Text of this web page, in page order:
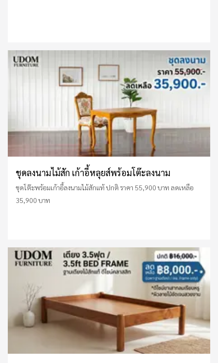
ชุดลงนามไม้สัก เก้าอี้หลุยส์พร้อมโต๊ะลงนาม
ชุดโต๊ะพร้อมเก้าอี้ลงนามไม้สักแท้ ปกติ ราคา 55,900 บาท ลดเหลือ
35,900 บาท